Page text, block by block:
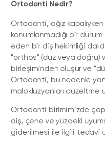
Ortodonti Nedir?
Ortodonti, ağız
konumlanmadığı bir
eden bir diş hekimliği
"orthos" (düz veya doğru)
birleşiminden oluşur ve
Ortodonti, bu nedenle
maloklüzyonları düzeltme
Ortodonti birimimizde
diş, çene ve yüzdeki
giderilmesi ile ilgili tedavi